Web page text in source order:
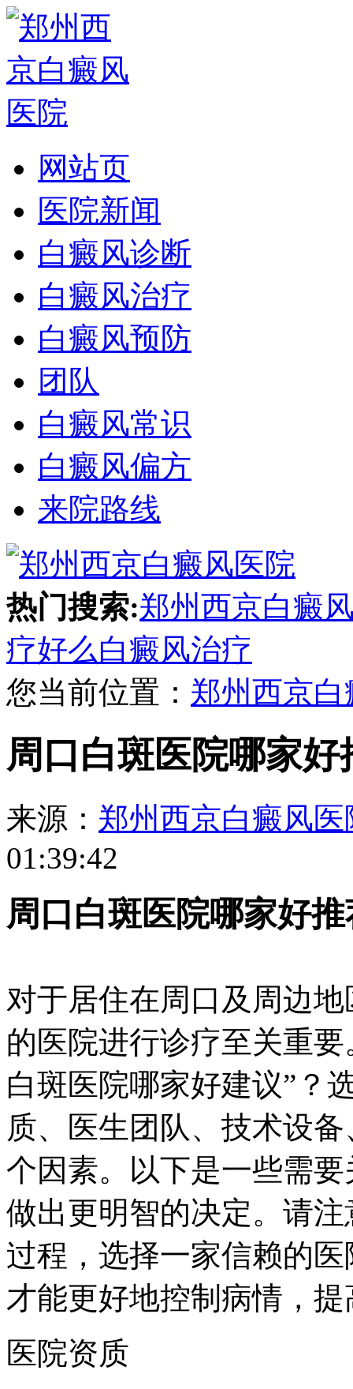
网站页
医院新闻
白癜风诊断
白癜风治疗
白癜风预防
团队
白癜风常识
白癜风偏方
来院路线
热门搜索:郑州西京白癜
疗好么白癜风治疗
您当前位置： 郑州西京
周口白斑医院哪家好
来源： 郑州西京白癜风医
01:39:42
周口白斑医院哪家好推
对于居住在周口及周边
的医院进行诊疗至关重
白斑医院哪家好建议”？
质、医生团队、技术设
个因素。以下是一些需
做出更明智的决定。请
过程，选择一家信赖的
才能更好地控制病情，
医院资质